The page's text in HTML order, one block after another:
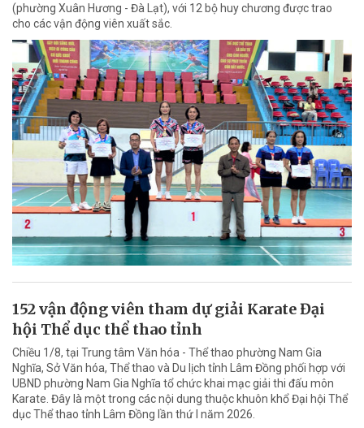
(phường Xuân Hương - Đà Lạt), với 12 bộ huy chương được trao
cho các vận động viên xuất sắc.
152 vận động viên tham dự giải Karate Đại
hội Thể dục thể thao tỉnh
Chiều 1/8, tại Trung tâm Văn hóa - Thể thao phường Nam Gia
Nghĩa, Sở Văn hóa, Thể thao và Du lịch tỉnh Lâm Đồng phối hợp với
UBND phường Nam Gia Nghĩa tổ chức khai mạc giải thi đấu môn
Karate. Đây là một trong các nội dung thuộc khuôn khổ Đại hội Thể
dục Thể thao tỉnh Lâm Đồng lần thứ I năm 2026.